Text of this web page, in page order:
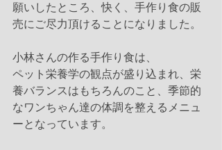
願いしたところ、快く、手作り食の販
売にご尽力頂けることになりました。
小林さんの作る手作り食は、
ペット栄養学の観点が盛り込まれ、栄
養バランスはもちろんのこと、季節的
なワンちゃん達の体調を整えるメニュ
ーとなっています。